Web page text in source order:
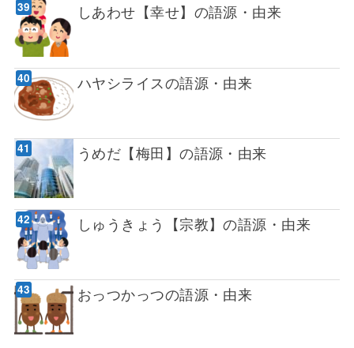
しあわせ【幸せ】の語源・由来
ハヤシライスの語源・由来
うめだ【梅田】の語源・由来
しゅうきょう【宗教】の語源・由来
おっつかっつの語源・由来